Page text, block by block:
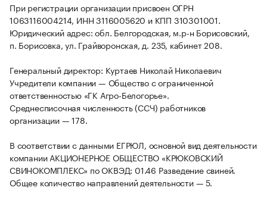
При регистрации организации присвоен ОГРН
1063116004214, ИНН 3116005620 и КПП 310301001.
Юридический адрес: обл. Белгородская, м.р-н Борисовский,
п. Борисовка, ул. Грайворонская, д. 235, кабинет 208.
Генеральный директор: Куртаев Николай Николаевич
Учредители компании — Общество с ограниченной
ответственностью «ГК Агро-Белогорье».
Среднесписочная численность (ССЧ) работников
организации — 178.
В соответствии с данными ЕГРЮЛ, основной вид деятельности
компании АКЦИОНЕРНОЕ ОБЩЕСТВО «КРЮКОВСКИЙ
СВИНОКОМПЛЕКС» по ОКВЭД: 01.46 Разведение свиней.
Общее количество направлений деятельности — 5.